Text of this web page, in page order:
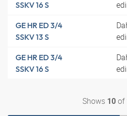
SSKV 16 S
GE HR ED 3/4
SSKV 13 S
GE HR ED 3/4
SSKV 16 S
Shows 10of